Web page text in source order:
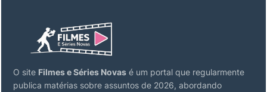
O site Filmes e Séries Novas é um portal que regularmente
publica matérias sobre assuntos de 2026, abordando